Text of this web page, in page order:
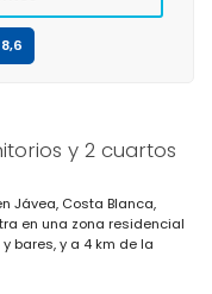
y 2 cuartos
Jávea, Costa Blanca,
en una zona residencial
bares, y a 4 km de la
8,6